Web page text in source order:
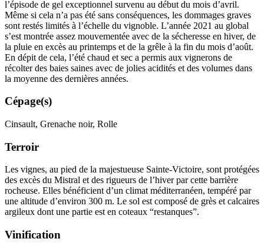
l’épisode de gel exceptionnel survenu au début du mois d’avril.
Même si cela n’a pas été sans conséquences, les dommages graves
sont restés limités à l’échelle du vignoble. L’année 2021 au global
s’est montrée assez mouvementée avec de la sécheresse en hiver, de
la pluie en excès au printemps et de la grêle à la fin du mois d’août.
En dépit de cela, l’été chaud et sec a permis aux vignerons de
récolter des baies saines avec de jolies acidités et des volumes dans
la moyenne des dernières années.
Cépage(s)
Cinsault, Grenache noir, Rolle
Terroir
Les vignes, au pied de la majestueuse Sainte-Victoire, sont protégées
des excès du Mistral et des rigueurs de l’hiver par cette barrière
rocheuse. Elles bénéficient d’un climat méditerranéen, tempéré par
une altitude d’environ 300 m. Le sol est composé de grès et calcaires
argileux dont une partie est en coteaux “restanques”.
Vinification